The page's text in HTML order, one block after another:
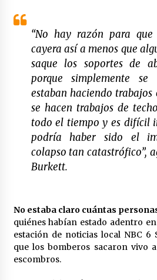
2 meses atrás
México libraría
85% de sus
2 meses atrás
“No hay razón para
cayera así a menos que
saque los soportes de
porque simplemente
estaban haciendo trabajos
se hacen trabajos de
todo el tiempo y es difícil
podría haber sido el
colapso tan catastrófico”,
Burkett.
No estaba claro cuántas
quiénes habían estado adentro
estación de noticias local NBC
que los bomberos sacaron vivo
escombros.